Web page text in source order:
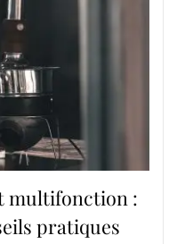
multifonction :
pratiques